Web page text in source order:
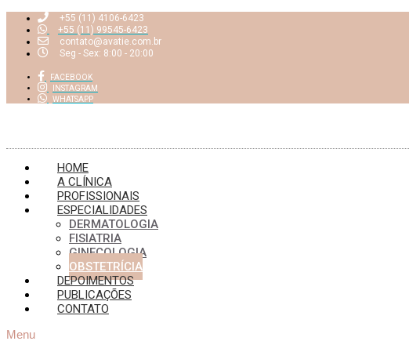
+55 ​(11) 4106-6423
+55 (11) 99545-6423
contato@avatie.com.br
Seg - Sex: 8:00 - 20:00
FACEBOOK
INSTAGRAM
WHATSAPP
HOME
A CLÍNICA
PROFISSIONAIS
ESPECIALIDADES
DERMATOLOGIA
FISIATRIA
GINECOLOGIA
OBSTETRÍCIA
DEPOIMENTOS
PUBLICAÇÕES
CONTATO
Menu